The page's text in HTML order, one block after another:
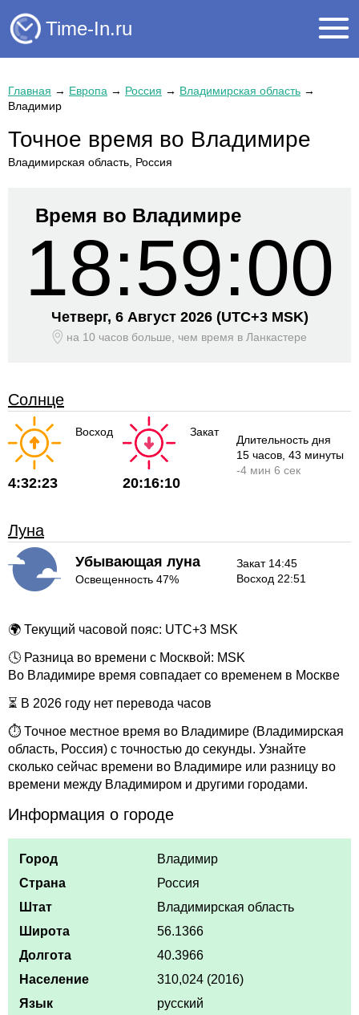
Time-In.ru
Главная → Европа → Россия → Владимирская область →
Владимир
Точное время во Владимире
Владимирская область, Россия
Время во Владимире
18:59:00
Четверг, 6 Август 2026 (UTC+3 MSK)
на 10 часов больше, чем время в Ланкастере
Солнце
Восход
4:32:23
Закат
20:16:10
Длительность дня
15 часов , 43 минуты
-4 мин6 сек
Луна
Убывающая луна
Освещенность 47%
Закат 14:45
Восход 22:51
🌍 Текущий часовой пояс: UTC+3 MSK
🕓 Разница во времени с Москвой: MSK
Во Владимире время совпадает со временем в Москве
⏳ В 2026 году нет перевода часов
⏱ Точное местное время во Владимире (Владимирская
область, Россия) с точностью до секунды. Узнайте
сколько сейчас времени во Владимире или разницу во
времени между Владимиром и другими городами.
Информация о городе
Город
Владимир
Страна
Россия
Штат
Владимирская область
Широта
56.1366
Долгота
40.3966
Население
310,024 (2016)
Язык
русский